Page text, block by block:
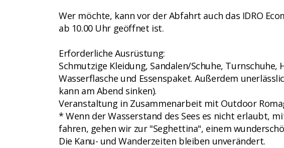
Wer möchte, kann vor der Abfahrt auch das IDRO
ab 10.00 Uhr geöffnet ist.
Erforderliche Ausrüstung:
Schmutzige Kleidung, Sandalen/Schuhe,
Wasserflasche und Essenspaket. Außerdem
kann am Abend sinken).
Veranstaltung in Zusammenarbeit mit Outdoor
* Wenn der Wasserstand des Sees es nicht erlaubt,
fahren, gehen wir zur "Seghettina", einem
Die Kanu- und Wanderzeiten bleiben unverändert.